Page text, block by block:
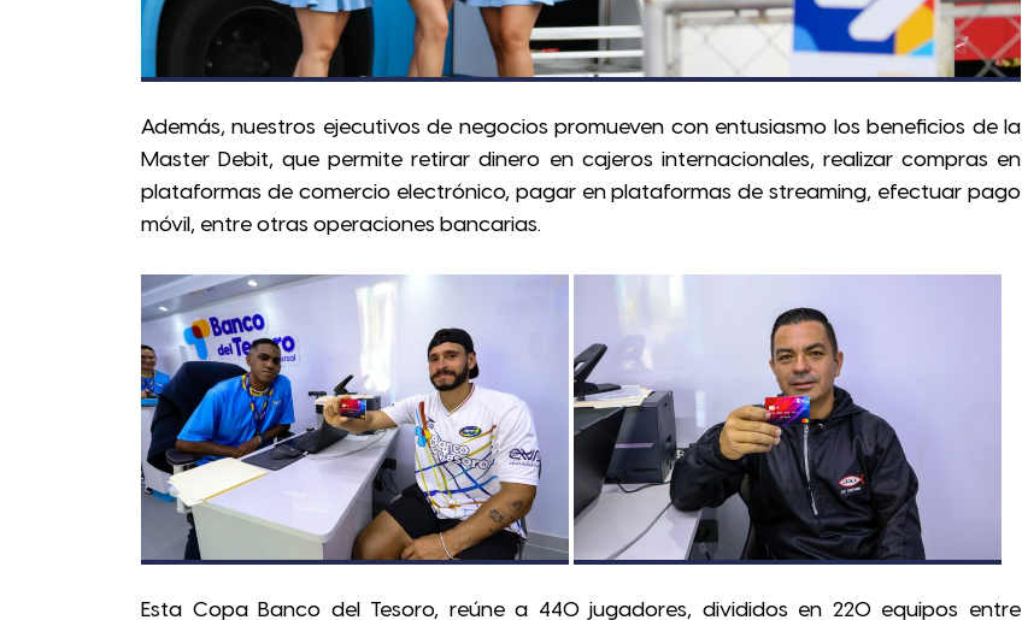
Además, nuestros ejecutivos de negocios promueven con entusiasmo los beneficios de la
Master Debit, que permite retirar dinero en cajeros internacionales, realizar compras en
plataformas de comercio electrónico, pagar en plataformas de streaming, efectuar pago
móvil, entre otras operaciones bancarias.
Esta Copa Banco del Tesoro, reúne a 440 jugadores, divididos en 220 equipos entre